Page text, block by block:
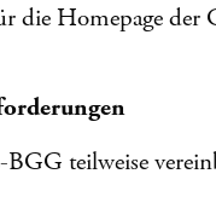
die Homepage der
teilweise